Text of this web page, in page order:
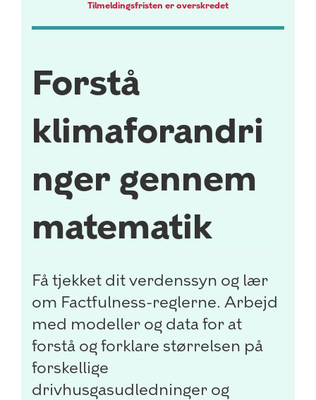
Tilmeldingsfristen er overskredet
Forstå
klimaforandri
nger gennem
matematik
Få tjekket dit verdenssyn og lær
om Factfulness-reglerne. Arbejd
med modeller og data for at
forstå og forklare størrelsen på
forskellige
drivhusgasudledninger og